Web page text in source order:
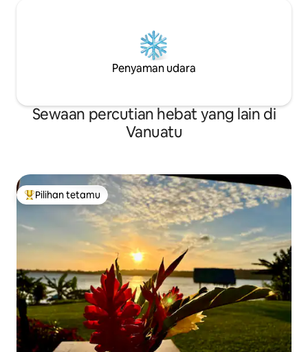
Penyaman udara
Sewaan percutian hebat yang lain di
Vanuatu
Pilihan utama tetamu
Pilihan tetamu